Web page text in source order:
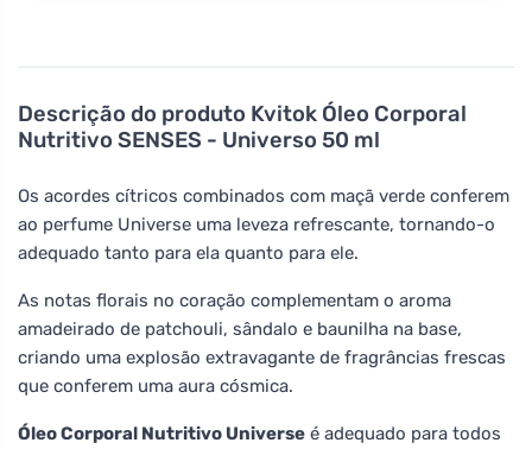
Descrição do produto Kvitok Óleo Corporal
Nutritivo SENSES - Universo 50 ml
Os acordes cítricos combinados com maçã verde conferem
ao perfume Universe uma leveza refrescante, tornando-o
adequado tanto para ela quanto para ele.
As notas florais no coração complementam o aroma
amadeirado de patchouli, sândalo e baunilha na base,
criando uma explosão extravagante de fragrâncias frescas
que conferem uma aura cósmica.
Óleo Corporal Nutritivo Universe é adequado para todos